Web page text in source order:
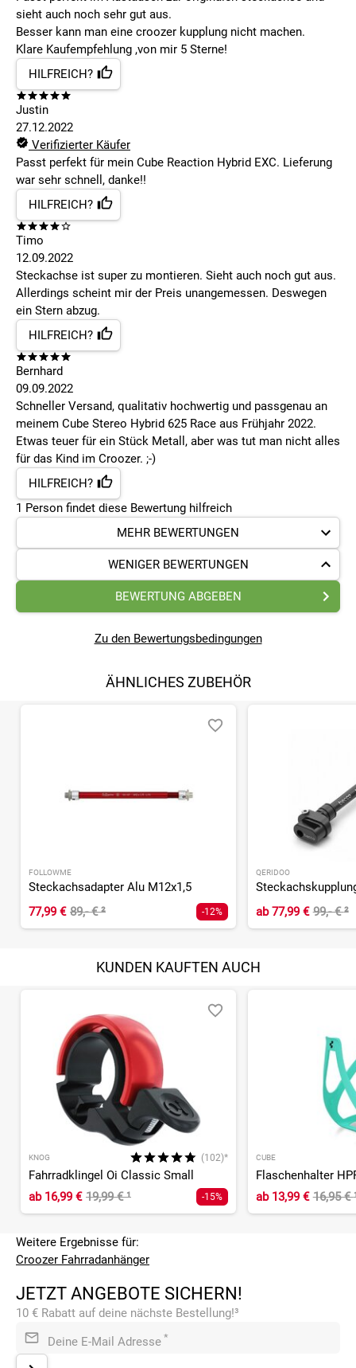
sieht auch noch sehr gut aus.
Besser kann man eine croozer kupplung nicht machen.
Klare Kaufempfehlung ,von mir 5 Sterne!
HILFREICH?
Justin
27.12.2022
Verifizierter Käufer
Passt perfekt für mein Cube Reaction Hybrid EXC. Lieferung
war sehr schnell, danke!!
HILFREICH?
Timo
12.09.2022
Steckachse ist super zu montieren. Sieht auch noch gut aus.
Allerdings scheint mir der Preis unangemessen. Deswegen
ein Stern abzug.
HILFREICH?
Bernhard
09.09.2022
Schneller Versand, qualitativ hochwertig und passgenau an
meinem Cube Stereo Hybrid 625 Race aus Frühjahr 2022.
Etwas teuer für ein Stück Metall, aber was tut man nicht alles
für das Kind im Croozer. ;-)
HILFREICH?
1 Person findet diese Bewertung hilfreich
MEHR BEWERTUNGEN
WENIGER BEWERTUNGEN
BEWERTUNG ABGEBEN
Zu den Bewertungsbedingungen
ÄHNLICHES ZUBEHÖR
FOLLOWME
Steckachsadapter Alu M12x1,5
77,99 € 89,- €² -12%
QERIDOO
ab77,99 € 99,- €²
KUNDEN KAUFTEN AUCH
KNOG (102)*
Fahrradklingel Oi Classic Small
ab16,99 € 19,99 €¹ -15%
CUBE
Flaschenhalter
ab13,99 € 16,95 €
Weitere Ergebnisse für:
Croozer Fahrradanhänger
JETZT ANGEBOTE SICHERN!
10 € Rabatt auf deine nächste Bestellung!³
Deine E-Mail Adresse *